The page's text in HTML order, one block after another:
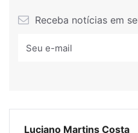
Receba notícias em
Luciano Martins Costa